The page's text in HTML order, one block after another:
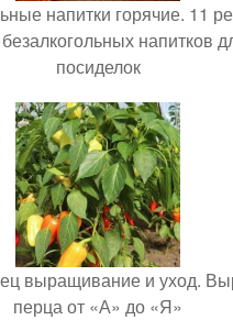
напитки горячие. 11
напитков
посиделок
выращивание и уход.
перца от «А» до «Я»